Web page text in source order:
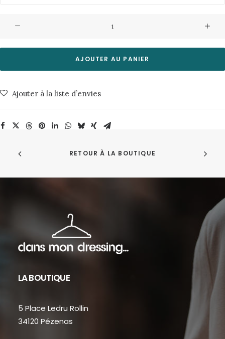
TShirt
Sunshine
Nudie
AJOUTER AU PANIER
Ajouter à la liste d’envies
RETOUR À LA BOUTIQUE
LA BOUTIQUE
5 Place Ledru Rollin
34120 Pézenas